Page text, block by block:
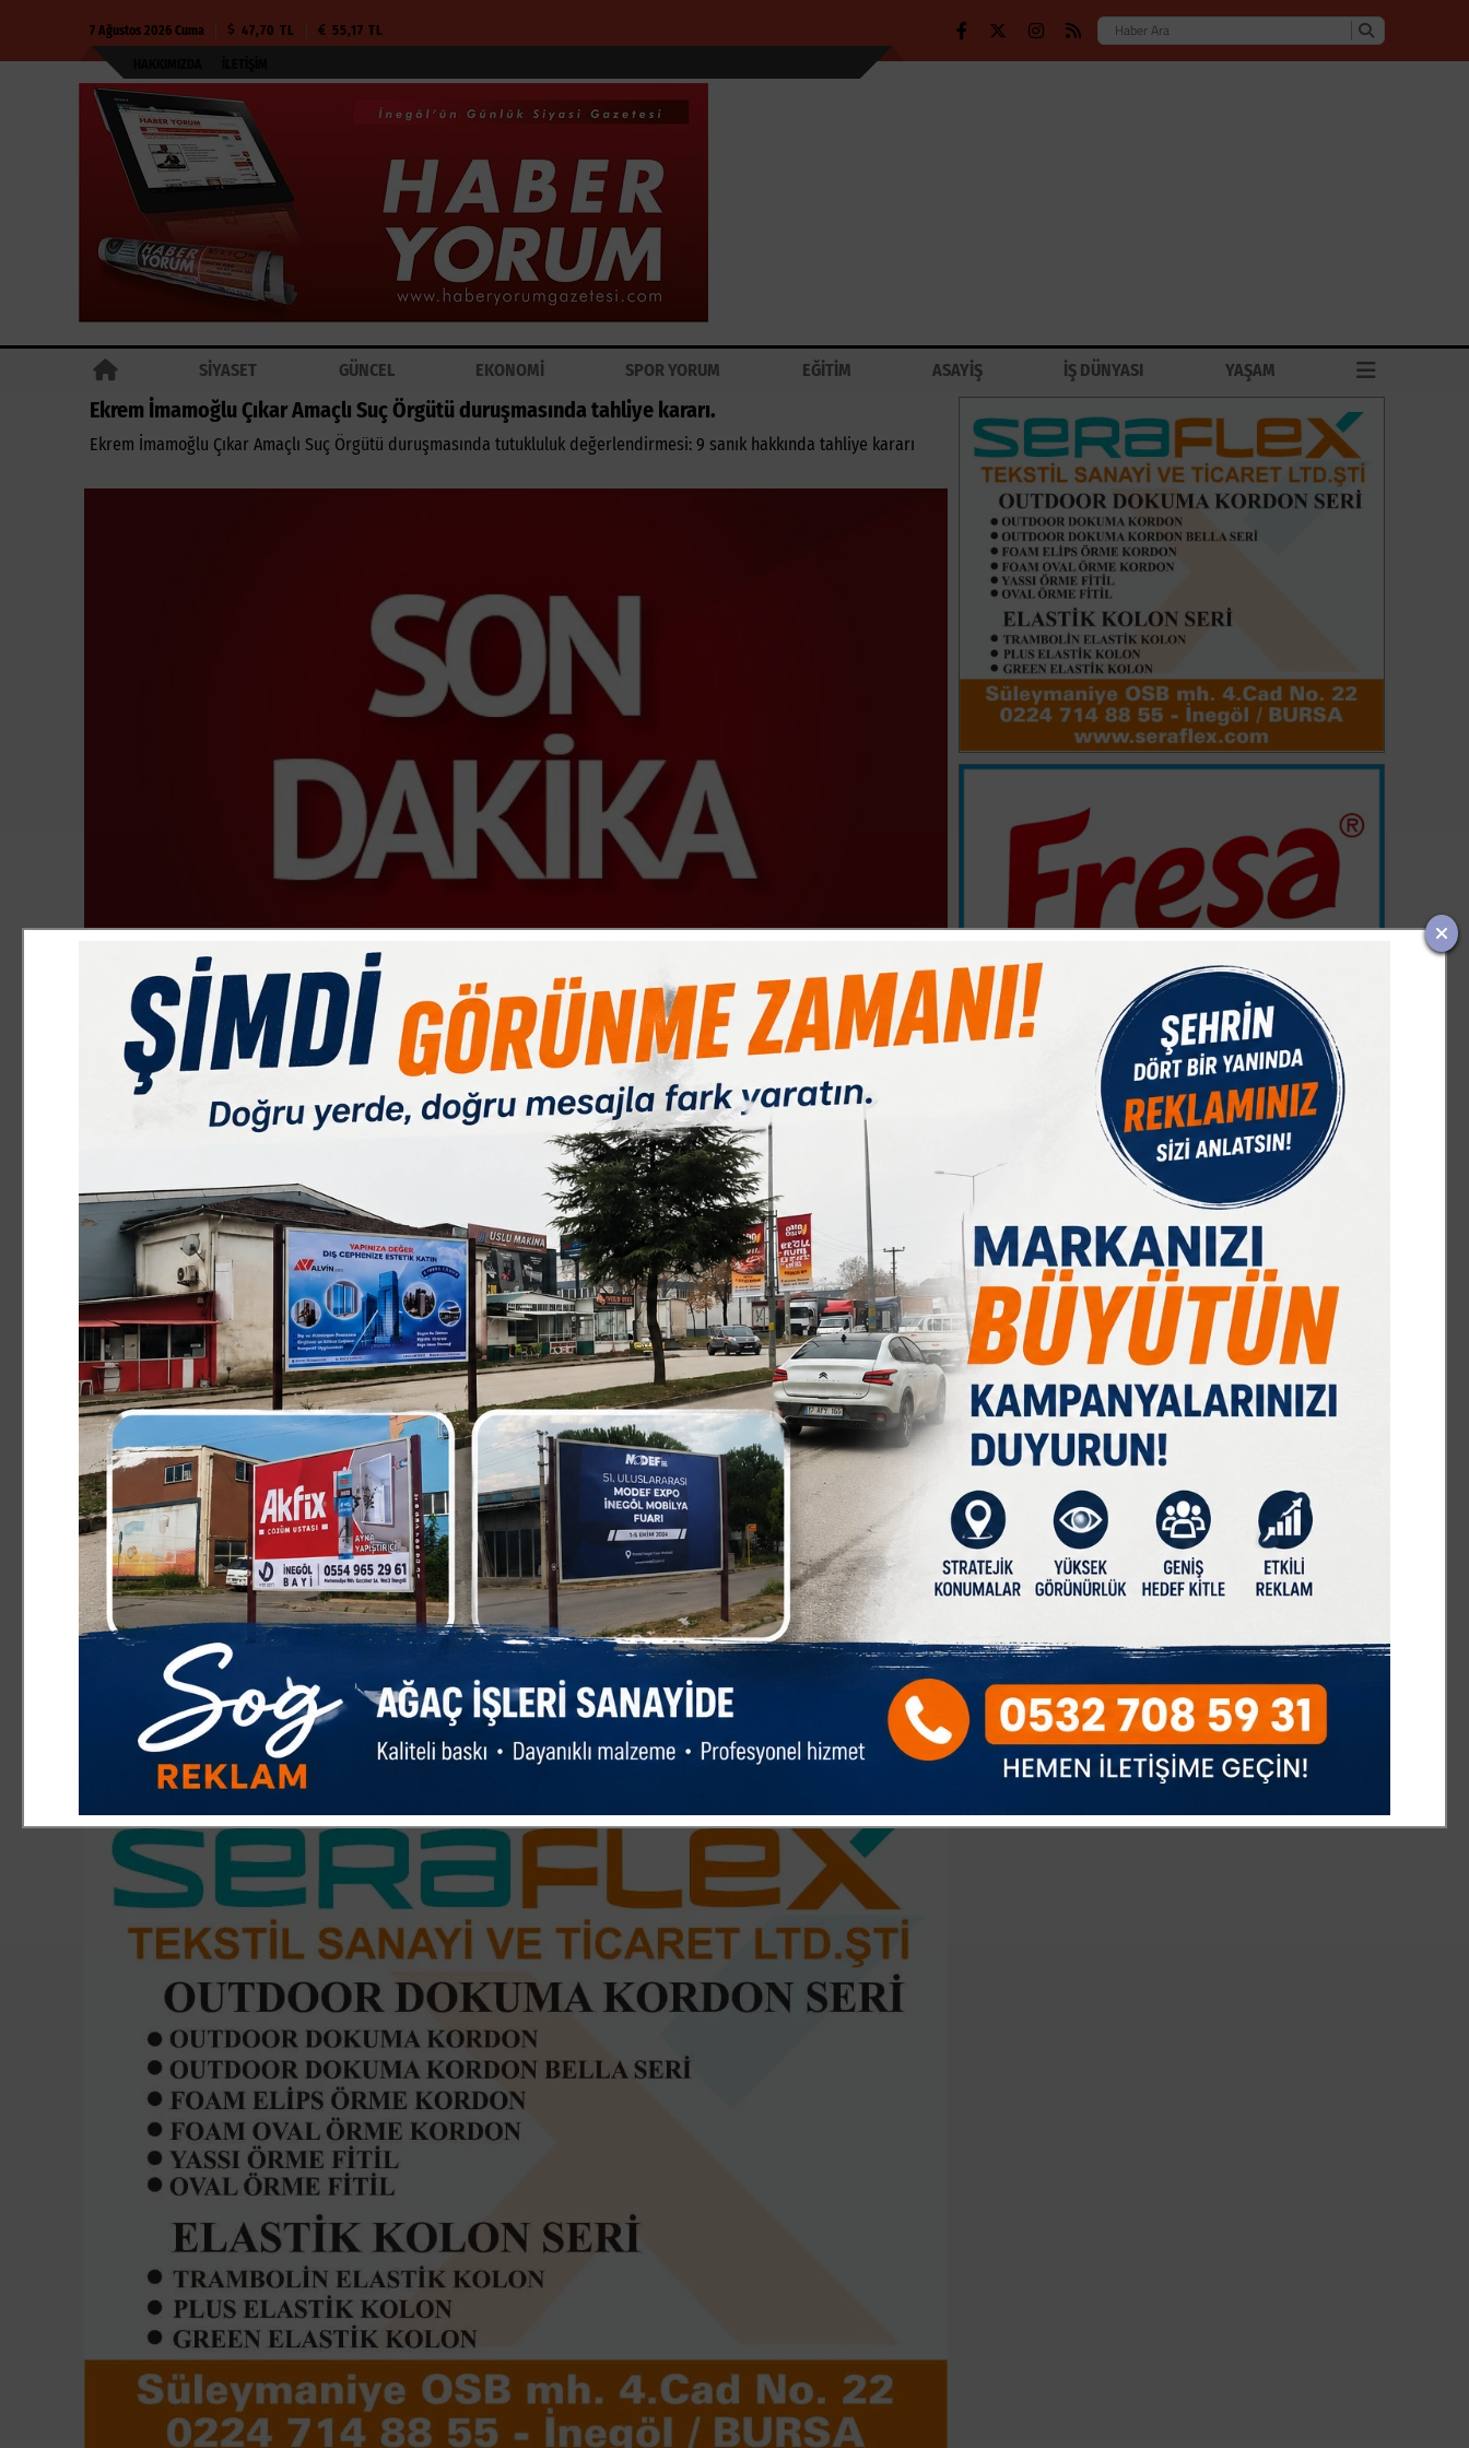
7 Ağustos 2026 Cuma 47,70 TL 55,17 TL
SİYASET GÜNCEL EKONOMİ SPOR YORUM EĞİTİM ASAYİŞ İŞ DÜNYASI YAŞAM
Ekrem İmamoğlu Çıkar Amaçlı Suç Örgütü duruşmasında tahliye kararı.
Ekrem İmamoğlu Çıkar Amaçlı Suç Örgütü duruşmasında tutukluluk değerlendirmesi: 9 sanık hakkında tahliye kararı
ASAYİŞ 21.05.2026 17:29:00 0
Paylas Paylas Paylas Paylas
Ekrem İmamoğlu Çıkar Amaçlı Suç Örgütü’ duruşmasının 41. oturumunda tutukluluk değerlendirmesi
yapan mahkeme 9 sanığın tahliyesine karar verdi.
‘Ekrem İmamoğlu Çıkar Amaçlı Suç Örgütü’ davasının ilk duruşmasının 41. oturumu, İstanbul 40. Ağır
Ceza Mahkemesi’nce Marmara Ceza İnfaz Kurumları Yerleşkesi’nde bulunan duruşma salonunda
görülmeye devam edildi. Duruşmada görüşünü açıklayan cumhuriyet savcısı İBB iş analisti Iraz Bayrak,
CHP bilgi işlem sorumlusu Orhan Gazi Erdoğan, İBB Spor Kulübü Başkanı Fatih Keleş'in oğlu Mustafa
Keleş, Kültür A.Ş. Hakediş Şefi Gökhan Köseoğlu ve eski Zabıta Daire Başkanı Engin Ulusoy’un mevcut
delil durumu, tutuklu kaldıkları süre ve üzerlerine atılı suçun vasıf mahiyeti dolayısıyla tahliyelerine
karar verilmesini istedi. Savcı, örgüt lideri Ekrem İmamoğlu’nun da arasında bulunduğu tutuklu 72
sanığın tutukluluk halinin devamına karar verilmesini talep etti.
Savcının görüşünün ardından mahkeme tutukluluk değerlendirmesi için duruşmaya ara verdi. Mahkeme
aranın ardından Ekrem İmamoğlu’nun çocukluk arkadaşı iş adamı Seza Büyükçulha, Büyükçekmece
Belediye Başkan Vekili Ahmet Şahin, Dilek İmamoğlu’nun ağabeyi iş adamı Cevat Kaya, İBB iş analisti
Iraz Bayrak, CHP bilgi işlem sorumlusu Orhan Gazi Erdoğan, Kültür A.Ş. Hakediş Şefi Gökhan Köseoğlu,
İBB Spor Kulübü Başkanı Fatih Keleş'in oğlu Mustafa Keleş, eski Zabıta Daire Başkanı Engin Ulusoy ve
İBB Avrupa Yakası Zabıta Müdürü Hakan Aplak’ın tahliyesine karar verdi. Dosyada tutuklu sayısı 68'e
düşerken, duruşma 1 Haziran Pazartesi gününe ertelendi.
DOLAR
EURO
55,17
% 0,30
GRAM ALTIN
6667,25
% 2,70
Ç. ALTIN